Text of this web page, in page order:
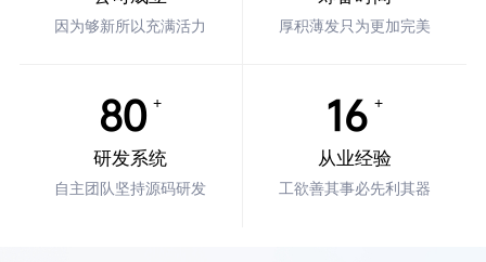
因为够新所以充满活力 厚积薄发只为更加完美
80 +
研发系统
自主团队坚持源码研发
16 +
从业经验
工欲善其事必先利其器